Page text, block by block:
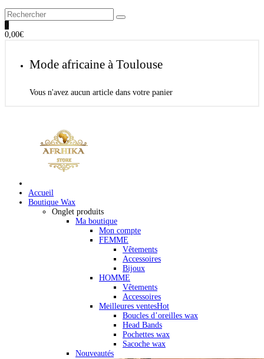
0
0,00€
Mode africaine à Toulouse
Vous n'avez aucun article dans votre panier
Accueil
Boutique Wax
Onglet produits
Ma boutique
Mon compte
FEMME
Vêtements
Accessoires
Bijoux
HOMME
Vêtements
Accessoires
Meilleures ventesHot
Boucles d’oreilles wax
Head Bands
Pochettes wax
Sacoche wax
Nouveautés